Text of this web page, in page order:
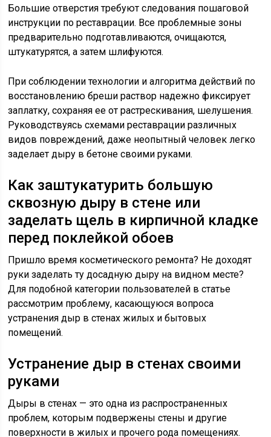
Большие отверстия требуют следования пошаговой
инструкции по реставрации. Все проблемные зоны
предварительно подготавливаются, очищаются,
штукатурятся, а затем шлифуются.
При соблюдении технологии и алгоритма действий по
восстановлению бреши раствор надежно фиксирует
заплатку, сохраняя ее от растрескивания, шелушения.
Руководствуясь схемами реставрации различных
видов повреждений, даже неопытный человек легко
заделает дыру в бетоне своими руками.
Как заштукатурить большую
сквозную дыру в стене или
заделать щель в кирпичной кладке
перед поклейкой обоев
Пришло время косметического ремонта? Не доходят
руки заделать ту досадную дыру на видном месте?
Для подобной категории пользователей в статье
рассмотрим проблему, касающуюся вопроса
устранения дыр в стенах жилых и бытовых
помещений.
Устранение дыр в стенах своими
руками
Дыры в стенах — это одна из распространенных
проблем, которым подвержены стены и другие
поверхности в жилых и прочего рода помещениях.